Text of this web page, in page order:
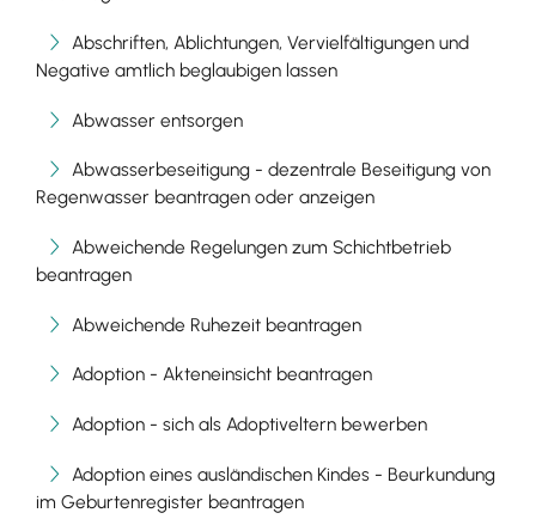
Abschriften, Ablichtungen, Vervielfältigungen und
Negative amtlich beglaubigen lassen
Abwasser entsorgen
Abwasserbeseitigung - dezentrale Beseitigung von
Regenwasser beantragen oder anzeigen
Abweichende Regelungen zum Schichtbetrieb
beantragen
Abweichende Ruhezeit beantragen
Adoption - Akteneinsicht beantragen
Adoption - sich als Adoptiveltern bewerben
Adoption eines ausländischen Kindes - Beurkundung
im Geburtenregister beantragen